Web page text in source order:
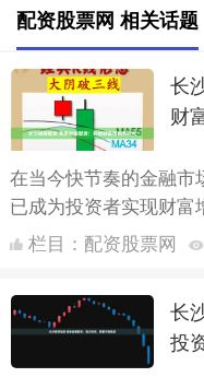
配资股票网 相关话题
长
财
在当今快节奏的金融市
已成为投资者实现财富
可以放大资金杠杆，以
而获得更高....
栏目： 配资股票网
长
投